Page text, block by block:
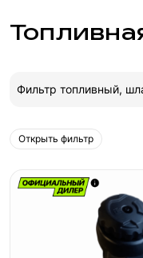
Фильтр топливный,
Открыть фильтр